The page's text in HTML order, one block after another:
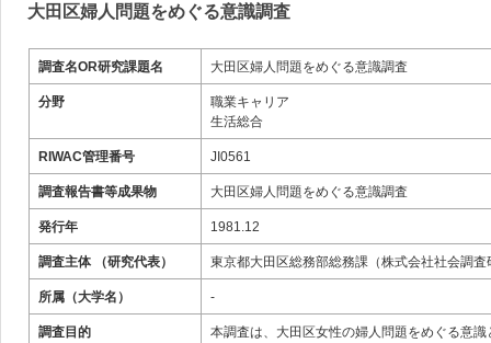
大田区婦人問題をめぐる意識調査
調査名OR研究課題名 大田区婦人問題をめぐる意識調査
分野
職業キャリア
生活総合
RIWAC管理番号 JI0561
調査報告書等成果物 大田区婦人問題をめぐる意識調査
発行年 1981.12
調査主体 （研究代表） 東京都大田区総務部総務課（株式会社社会調査
所属（大学名） -
調査目的
本調査は、大田区女性の婦人問題をめぐる意